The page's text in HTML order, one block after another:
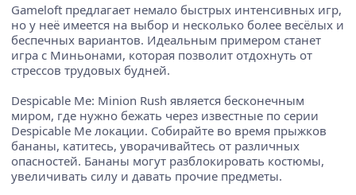
Gameloft предлагает немало быстрых интенсивных игр,
но у неё имеется на выбор и несколько более весёлых и
беспечных вариантов. Идеальным примером станет
игра с Миньонами, которая позволит отдохнуть от
стрессов трудовых будней.
Despicable Me: Minion Rush является бесконечным
миром, где нужно бежать через известные по серии
Despicable Me локации. Собирайте во время прыжков
бананы, катитесь, уворачивайтесь от различных
опасностей. Бананы могут разблокировать костюмы,
увеличивать силу и давать прочие предметы.